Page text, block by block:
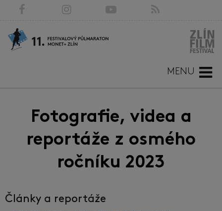
MENU
Fotografie, videa a
reportáže z osmého
ročníku 2023
Články a reportáže